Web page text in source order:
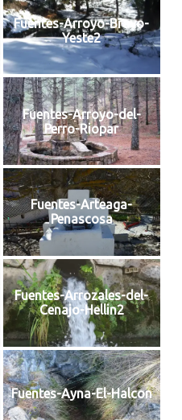
Fuentes-Arroyo-Bravo-
Yeste2
Fuentes-Arroyo-del-
Perro-Riopar
Fuentes-Arteaga-
Penascosa
Fuentes-Arrozales-del-
Cenajo-Hellin2
Fuentes-Ayna-El-Halcon